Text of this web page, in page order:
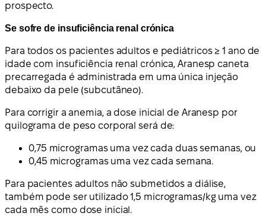
prospecto.
Se sofre de insuficiência renal crónica
Para todos os pacientes adultos e pediátricos ≥ 1 ano de
idade com insuficiência renal crónica, Aranesp caneta
precarregada é administrada em uma única injeção
debaixo da pele (subcutâneo).
Para corrigir a anemia, a dose inicial de Aranesp por
quilograma de peso corporal será de:
0,75 microgramas uma vez cada duas semanas, ou
0,45 microgramas uma vez cada semana.
Para pacientes adultos não submetidos a diálise,
também pode ser utilizado 1,5 microgramas/kg uma vez
cada mês como dose inicial.